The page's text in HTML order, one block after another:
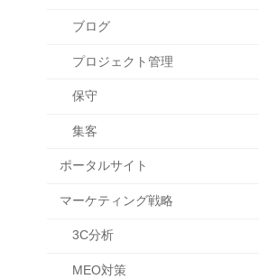
ブログ
プロジェクト管理
保守
集客
ポータルサイト
マーケティング戦略
3C分析
MEO対策